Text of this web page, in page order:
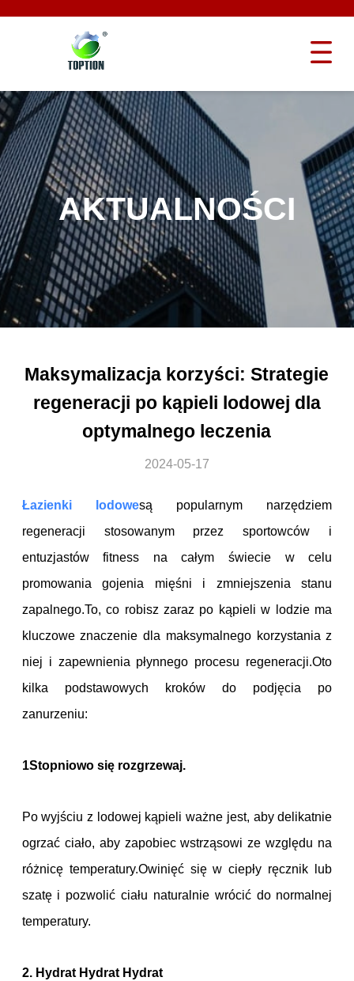
AKTUALNOŚCI
Maksymalizacja korzyści: Strategie
regeneracji po kąpieli lodowej dla
optymalnego leczenia
2024-05-17
Łazienki lodowesą popularnym narzędziem
regeneracji stosowanym przez sportowców i
entuzjastów fitness na całym świecie w celu
promowania gojenia mięśni i zmniejszenia stanu
zapalnego.To, co robisz zaraz po kąpieli w lodzie ma
kluczowe znaczenie dla maksymalnego korzystania z
niej i zapewnienia płynnego procesu regeneracji.Oto
kilka podstawowych kroków do podjęcia po
zanurzeniu:
1Stopniowo się rozgrzewaj.
Po wyjściu z lodowej kąpieli ważne jest, aby delikatnie
ogrzać ciało, aby zapobiec wstrząsowi ze względu na
różnicę temperatury.Owinięć się w ciepły ręcznik lub
szatę i pozwolić ciału naturalnie wrócić do normalnej
temperatury.
2. Hydrat Hydrat Hydrat